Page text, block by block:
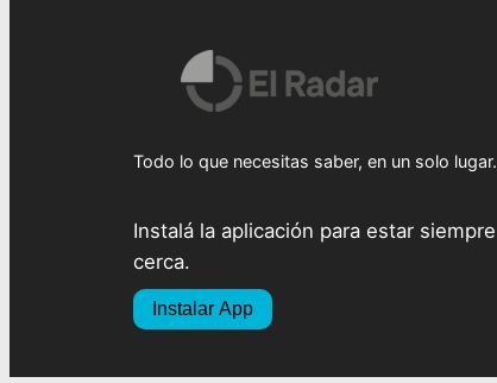
Todo lo que necesitas saber, en un solo lugar.
Instalá la aplicación para estar siempre
cerca.
Instalar App